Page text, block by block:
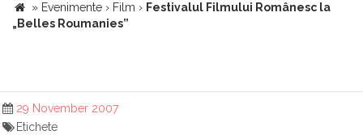
» Evenimente › Film › Festivalul Filmului Românesc la
„Belles Roumanies”
29 November 2007
Etichete